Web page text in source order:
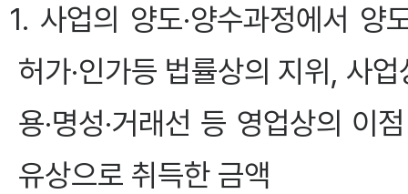
1. 사업의 양도·양수과정에서 양
허가·인가등 법률상의 지위, 사
용·명성·거래선 등 영업상의 이
유상으로 취득한 금액